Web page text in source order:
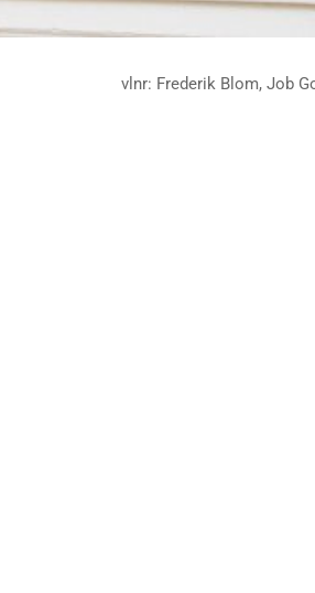
vlnr: Frederik Blom, Job